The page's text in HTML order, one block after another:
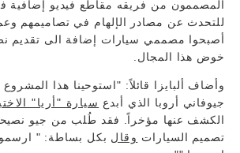
المصممون من فريقه مقاطع فيديو إضافية في
للتحدث عن مصادر الإلهام في تصاميمهم
أصبحوا مصممي سيارات إضافة الى تقديم
خوض هذا المجال.
وأضاف ألبايزا قائلاً: "استوحينا هذا
جيوفاني أروبا الذي أبدع سيارة "أريا"
الكشف عنها مؤخراً. فقد طُلب من جيو
تصميم السيارات وقال بكل بساطة: "